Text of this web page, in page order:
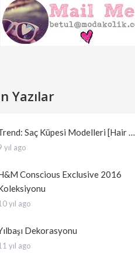
Yazılar
Saç Küpesi Modelleri [Hair …
yıl ago
Conscious Exclusive 2016
yıl ago
Dekorasyonu
yıl ago